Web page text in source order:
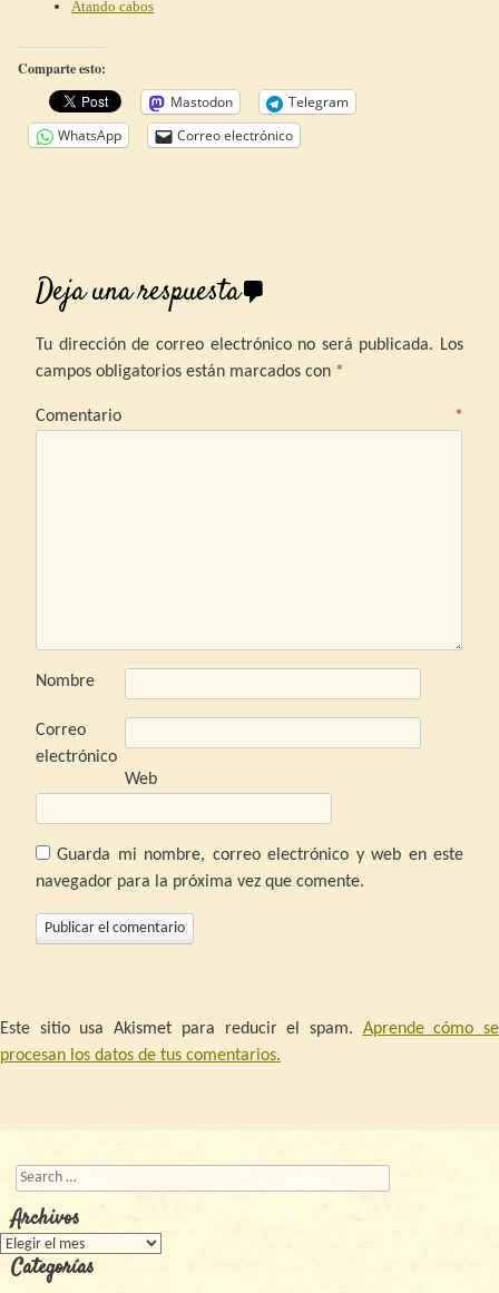
Atando cabos
Comparte esto:
Mastodon
Telegram
WhatsApp
Correo electrónico
Deja una respuesta
Tu dirección de correo electrónico no será publicada. Los
campos obligatorios están marcados con *
Comentario *
Nombre
Correo
electrónico
Web
Guarda mi nombre, correo electrónico y web en este
navegador para la próxima vez que comente.
Este sitio usa Akismet para reducir el spam. Aprende cómo se
procesan los datos de tus comentarios.
Buscar
Archivos
Archivos
Categorías